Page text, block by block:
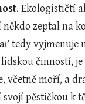
. Ekologističtí
zeptal na
tedy
činností,
včetně moří, a
pěstičkou k